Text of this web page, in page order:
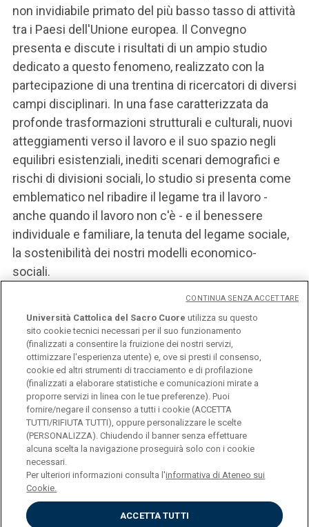
non invidiabile primato del più basso tasso di attività
tra i Paesi dell'Unione europea. Il Convegno
presenta e discute i risultati di un ampio studio
dedicato a questo fenomeno, realizzato con la
partecipazione di una trentina di ricercatori di diversi
campi disciplinari. In una fase caratterizzata da
profonde trasformazioni strutturali e culturali, nuovi
atteggiamenti verso il lavoro e il suo spazio negli
equilibri esistenziali, inediti scenari demografici e
rischi di divisioni sociali, lo studio si presenta come
emblematico nel ribadire il legame tra il lavoro -
anche quando il lavoro non c'è - e il benessere
individuale e familiare, la tenuta del legame sociale,
la sostenibilità dei nostri modelli economico-
sociali.
LOCANDINA
Università Cattolica del Sacro Cuore
Largo A. Gemelli, 1 - 20123 Milano
Privacy
Cookies
Impostazione dei Cookies
Università Cattolica del Sacro Cuore utilizza su questo
sito cookie tecnici necessari per il suo funzionamento
(finalizzati a consentire la fruizione dei nostri servizi,
ottimizzare l'esperienza utente) e, ove si presti il consenso,
cookie ed altri strumenti di tracciamento e di profilazione
(finalizzati a elaborare statistiche e comunicazioni mirate a
proporre servizi in linea con le tue preferenze). Puoi
fornire/negare il consenso a tutti i cookie (ACCETTA
TUTTI/RIFIUTA TUTTI), oppure personalizzare le scelte
(PERSONALIZZA). Chiudendo il banner senza effettuare
alcuna scelta la navigazione proseguirà solo con i cookie
necessari.
Per ulteriori informazioni consulta l'informativa di Ateneo sui
Cookie.
ACCETTA TUTTI
CONTINUA SENZA ACCETTARE